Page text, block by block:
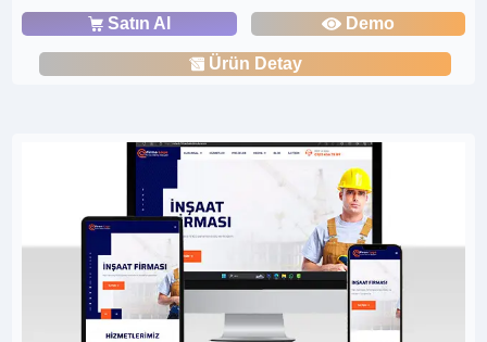
Satın Al Demo
Ürün Detay